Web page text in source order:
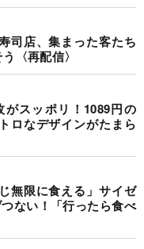
司店、集まった客たち
〈再配信〉
がスッポリ！1089円の
ロなデザインがたまら
無限に食える」サイゼ
ない！「行ったら食べ